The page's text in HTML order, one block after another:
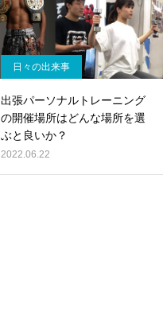
解説
日々の出来事
出張パーソナルトレーニング
の開催場所はどんな場所を選
ぶと良いか？
2022.06.22